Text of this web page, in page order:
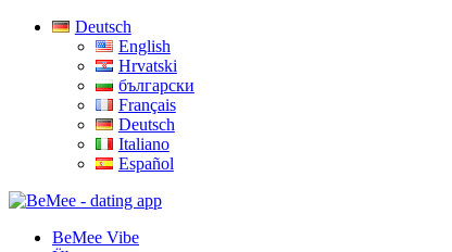
Deutsch
English
Hrvatski
български
Français
Deutsch
Italiano
Español
BeMee Vibe